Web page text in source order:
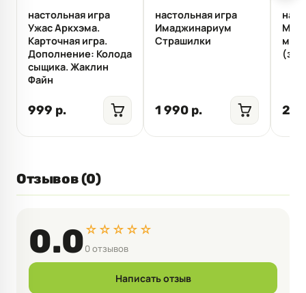
настольная игра
Ужас Аркхэма.
Карточная игра.
Дополнение: Колода
сыщика. Жаклин
Файн
999 р.
настольная игра
Имаджинариум
Страшилки
1 990 р.
Отзывов (0)
0.0☆☆☆☆☆
0 отзывов
Написать отзыв